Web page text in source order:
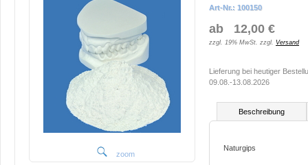
zoom
Art-Nr.: 100150
ab 12,00 €
zzgl. 19% MwSt. zzgl. Versand
Lieferung bei heutiger
09.08.-13.08.2026
Beschreibung
Naturgips